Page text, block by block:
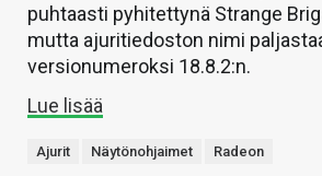
puhtaasti pyhitettynä Strange
mutta ajuritiedoston nimi
versionumeroksi 18.8.2:n.
Lue lisää
Ajurit Näytönohjaimet Radeon